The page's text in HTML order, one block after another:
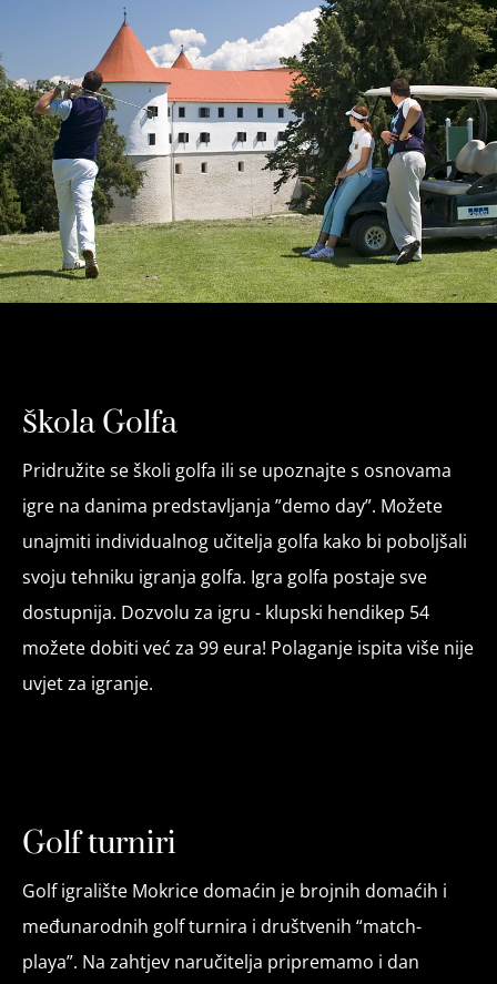
Škola Golfa
Pridružite se školi golfa ili se upoznajte s osnovama
igre na danima predstavljanja ”demo day”. Možete
unajmiti individualnog učitelja golfa kako bi poboljšali
svoju tehniku ​​igranja golfa. Igra golfa postaje sve
dostupnija. Dozvolu za igru ​​- klupski hendikep 54
možete dobiti već za 99 eura! Polaganje ispita više nije
uvjet za igranje.
Golf turniri
Golf igralište Mokrice domaćin je brojnih domaćih i
međunarodnih golf turnira i društvenih “match-
playa”. Na zahtjev naručitelja pripremamo i dan